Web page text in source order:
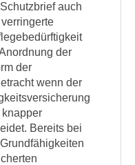
auch
der
der
wenn der
Bereits bei